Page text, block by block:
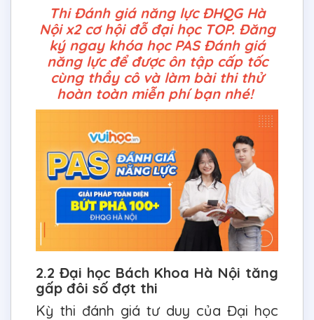
Thi Đánh giá năng lực ĐHQG Hà
Nội x2 cơ hội đỗ đại học TOP. Đăng
ký ngay khóa học PAS Đánh giá
năng lực để được ôn tập cấp tốc
cùng thầy cô và làm bài thi thử
hoàn toàn miễn phí bạn nhé!
2.2 Đại học Bách Khoa Hà Nội tăng
gấp đôi số đợt thi
Kỳ thi đánh giá tư duy của Đại học